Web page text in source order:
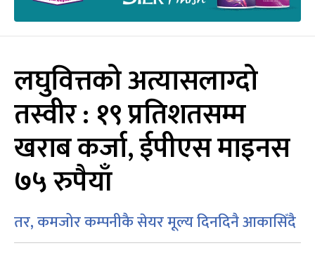
लघुवित्तको अत्यासलाग्दो
तस्वीर : १९ प्रतिशतसम्म
खराब कर्जा, ईपीएस माइनस
७५ रुपैयाँ
तर, कमजोर कम्पनीकै सेयर मूल्य दिनदिनै आकासिँदै